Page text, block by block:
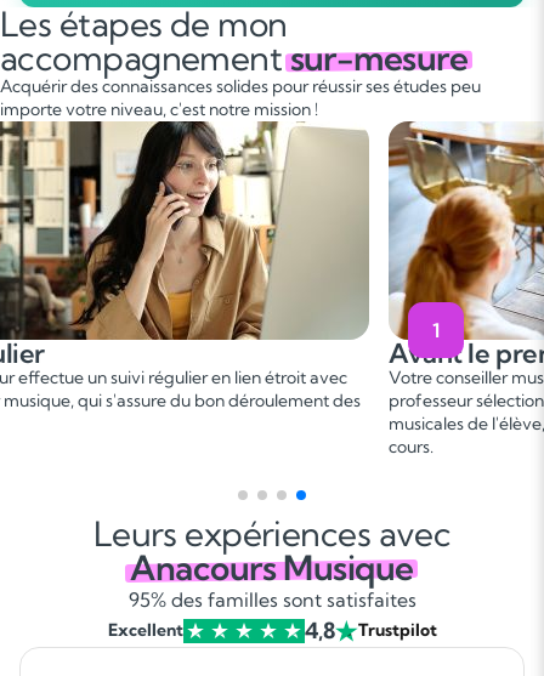
Les étapes de mon
accompagnementsur-mesure
Acquérir des connaissances solides pour réussir ses études peu
importe votre niveau, c'est notre mission !
effectue un suivi régulier en lien étroit avec
qui s'assure du bon déroulement des
1
Avant le
Votre conseiller
professeur
musicales de
cours.
Leurs expériences avec
Anacours Musique
95% des familles sont satisfaites
Excellent 4,8 Trustpilot